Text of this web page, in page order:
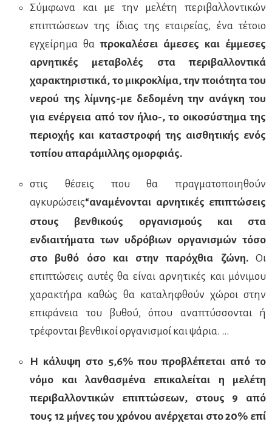
Σύμφωνα και με την μελέτη περιβαλλοντικών
επιπτώσεων της ίδιας της εταιρείας, ένα τέτοιο
εγχείρημα θαπροκαλέσει άμεσες και έμμεσες
αρνητικές μεταβολές στα περιβαλλοντικά
χαρακτηριστικά, το μικροκλίμα, την ποιότητα του
νερού της λίμνης-με δεδομένη την ανάγκη του
για ενέργεια από τον ήλιο-, το οικοσύστημα της
περιοχής και καταστροφή της αισθητικής ενός
τοπίου απαράμιλλης ομορφιάς.
στις θέσεις που θα πραγματοποιηθούν
αγκυρώσεις“αναμένονται αρνητικές επιπτώσεις
στους βενθικούς οργανισμούς και στα
ενδιαιτήματα των υδρόβιων οργανισμών τόσο
στο βυθό όσο και στην παρόχθια ζώνη.Οι
επιπτώσεις αυτές θα είναι αρνητικές και μόνιμου
χαρακτήρα καθώς θα καταληφθούν χώροι στην
επιφάνεια του βυθού, όπου αναπτύσσονται ή
τρέφονται βενθικοί οργανισμοί και ψάρια. …
Η κάλυψη στο 5,6% που προβλέπεται από το
νόμο και λανθασμένα επικαλείται η μελέτη
περιβαλλοντικών επιπτώσεων, στους 9 από
τους 12 μήνες του χρόνου ανέρχεται στο 20% επί